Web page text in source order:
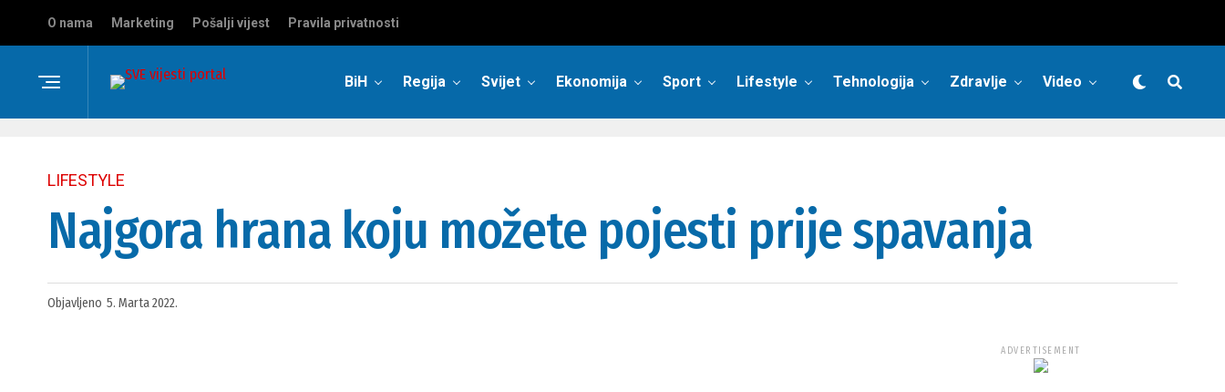
O nama Marketing Pošalji vijest Pravila privatnosti
BiH Regija Svijet Ekonomija Sport Lifestyle Tehnologija Zdravlje Video
LIFESTYLE
Najgora hrana koju možete pojesti prije spavanja
Objavljeno 5. Marta 2022.
ADVERTISEMENT